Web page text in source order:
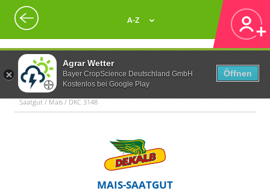
Agrar Wetter
Bayer CropScience Deutschland GmbH
Kostenlos bei Google Play
Öffnen
A-Z
Saatgut / Mais / DKC 3148
MAIS-SAATGUT